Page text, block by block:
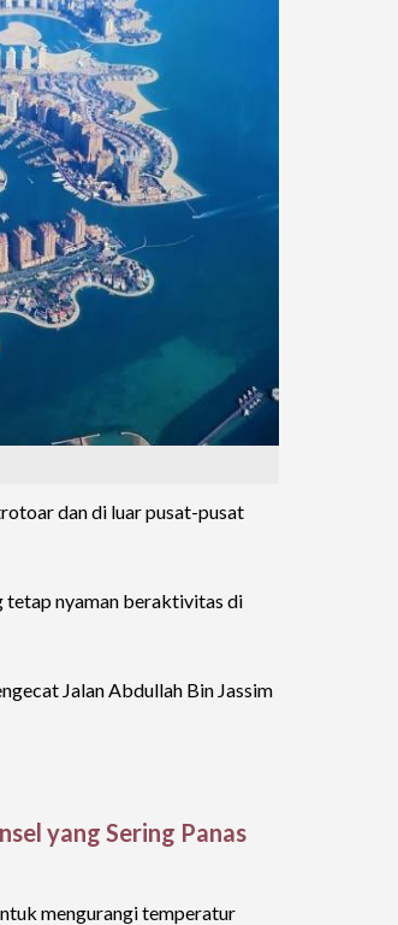
dan di luar pusat-pusat
tetap nyaman beraktivitas di
Jalan Abdullah Bin Jassim
yang Sering Panas
mengurangi temperatur